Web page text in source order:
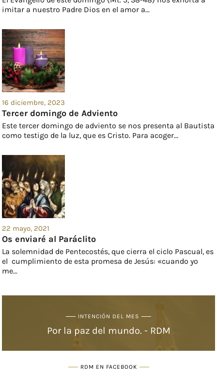
imitar a nuestro Padre Dios en el amor a...
16 diciembre, 2023
Tercer domingo de Adviento
Este tercer domingo de adviento se nos presenta al Bautista
como testigo de la luz, que es Cristo. Para acoger...
22 mayo, 2021
Os enviaré al Paráclito
La solemnidad de Pentecostés, que cierra el ciclo Pascual, es
el cumplimiento de esta promesa de Jesús: «cuando yo
me...
INTENCIÓN DEL MES
Por la paz del mundo. - RDM
RDM EN FACEBOOK